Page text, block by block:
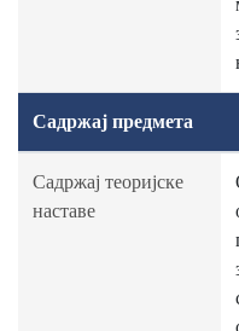
Садржај предмета
Садржај теоријске
наставе